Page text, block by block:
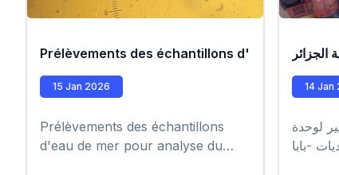
Prélèvements des échantillons d'eau de mer
15 Jan 2026
Prélèvements des échantillons
d'eau de mer pour analyse du
14 Jan
لوحدة
-بابا